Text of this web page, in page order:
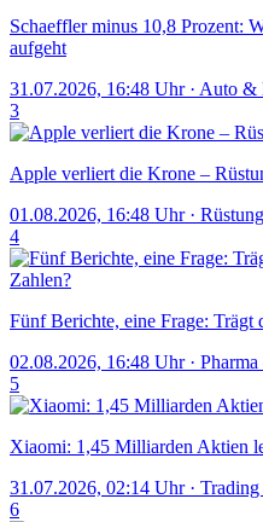
Schaeffler minus 10,8 Prozent:
aufgeht
31.07.2026, 16:48 Uhr · Auto &
3
Apple verliert die Krone –
01.08.2026, 16:48 Uhr ·
4
Fünf Berichte, eine Frage:
02.08.2026, 16:48 Uhr ·
5
Xiaomi: 1,45 Milliarden Aktien
31.07.2026, 02:14 Uhr ·
6